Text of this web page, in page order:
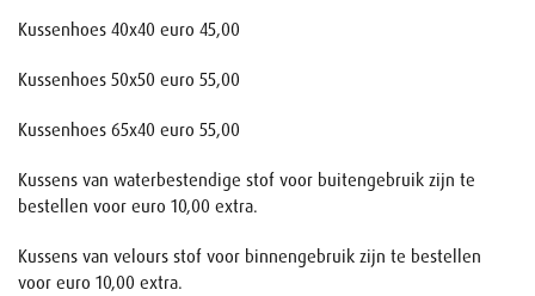
Kussenhoes 40x40 euro 45,00
Kussenhoes 50x50 euro 55,00
Kussenhoes 65x40 euro 55,00
Kussens van waterbestendige stof voor buitengebruik zijn te
bestellen voor euro 10,00 extra.
Kussens van velours stof voor binnengebruik zijn te bestellen
voor euro 10,00 extra.